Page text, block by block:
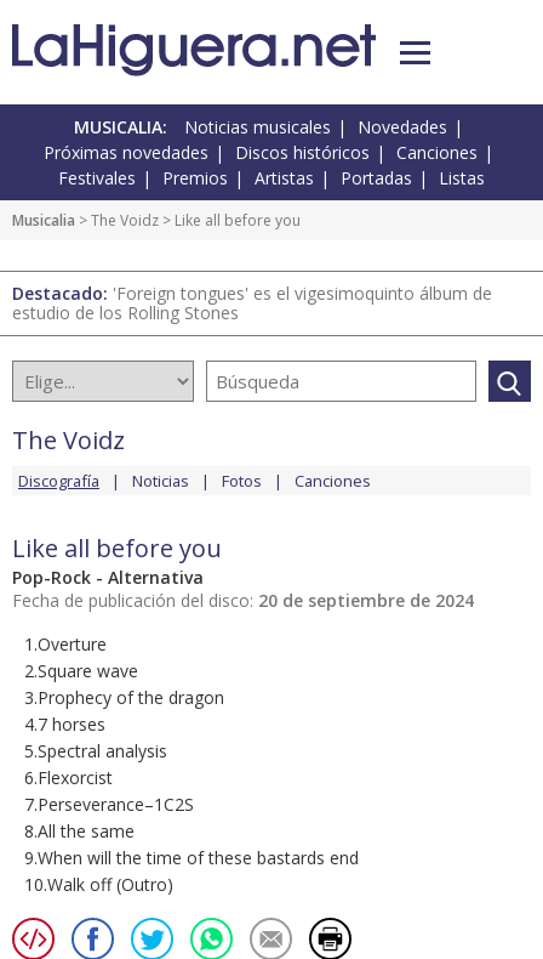
MUSICALIA: Noticias musicales
Novedades
Próximas novedades
Discos históricos
Canciones
Festivales
Premios Artistas Portadas Listas
Musicalia >The Voidz > Like all before you
Destacado: 'Foreign tongues' es el vigesimoquinto álbum de
estudio de los Rolling Stones
The Voidz
Discografía Noticias Fotos Canciones
Like all before you
Pop-Rock - Alternativa
Fecha de publicación del disco: 20 de septiembre de 2024
1.Overture
2.Square wave
3.Prophecy of the dragon
4.7 horses
5.Spectral analysis
6.Flexorcist
7.Perseverance–1C2S
8.All the same
9.When will the time of these bastards end
10.Walk off (Outro)